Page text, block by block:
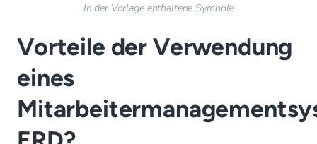
In der Vorlage enthaltene Symbole
Vorteile der Verwendung
eines